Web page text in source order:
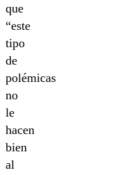
que
“este
tipo
de
polémicas
no
le
hacen
bien
al